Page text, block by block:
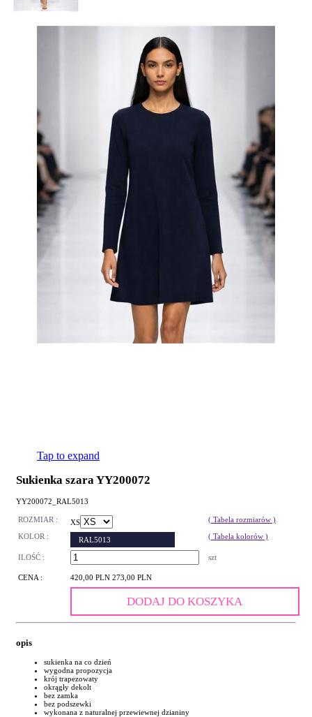
Tap to expand
Sukienka szara YY200072
YY200072_RAL5013
ROZMIAR : XS
( Tabela rozmiarów )
KOLOR :
RAL5013 ( Tabela kolorów )
ILOŚĆ : szt
CENA : 420,00 PLN 273,00 PLN
DODAJ DO KOSZYKA
opis
sukienka na co dzień
wygodna propozycja
krój trapezowaty
okrągły dekolt
bez zamka
bez podszewki
wykonana z naturalnej przewiewnej dzianiny